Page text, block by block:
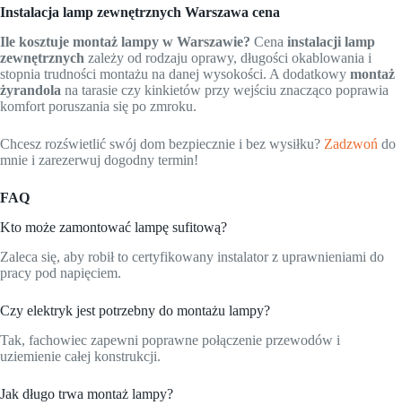
Instalacja lamp zewnętrznych Warszawa cena
Ile kosztuje montaż lampy w Warszawie? Cena instalacji lamp
zewnętrznych zależy od rodzaju oprawy, długości okablowania i
stopnia trudności montażu na danej wysokości. A dodatkowy montaż
żyrandola na tarasie czy kinkietów przy wejściu znacząco poprawia
komfort poruszania się po zmroku.
Chcesz rozświetlić swój dom bezpiecznie i bez wysiłku? Zadzwoń do
mnie i zarezerwuj dogodny termin!
FAQ
Kto może zamontować lampę sufitową?
Zaleca się, aby robił to certyfikowany instalator z uprawnieniami do
pracy pod napięciem.
Czy elektryk jest potrzebny do montażu lampy?
Tak, fachowiec zapewni poprawne połączenie przewodów i
uziemienie całej konstrukcji.
Jak długo trwa montaż lampy?